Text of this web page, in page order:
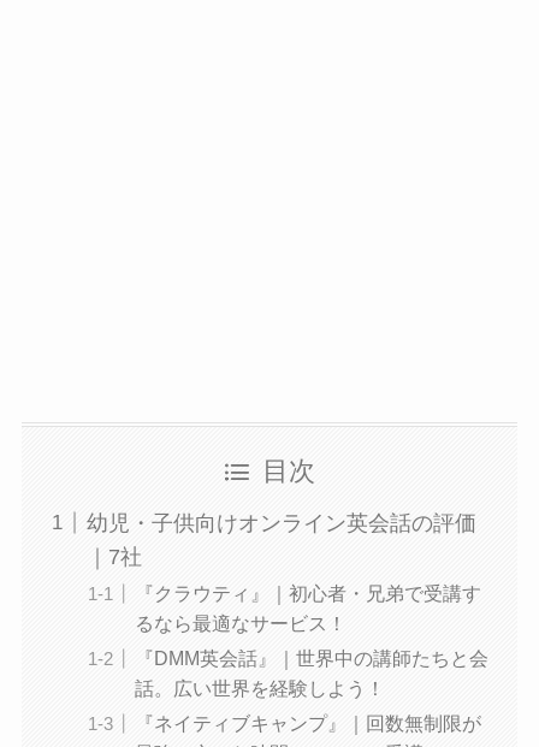
目次
幼児・子供向けオンライン英会話の評価
｜7社
『クラウティ』｜初心者・兄弟で受講す
るなら最適なサービス！
『DMM英会話』｜世界中の講師たちと会
話。広い世界を経験しよう！
『ネイティブキャンプ』｜回数無制限が